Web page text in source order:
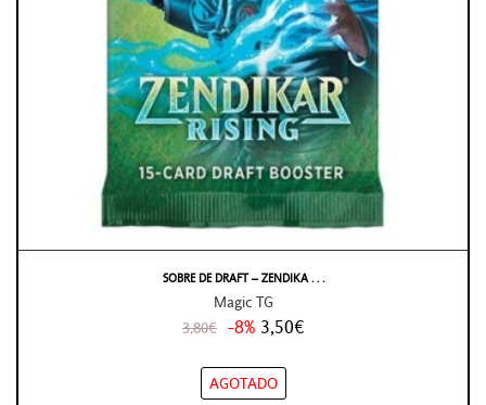
SOBRE DE DRAFT – ZENDIKA . . .
Magic TG
3,80€ -8% 3,50€
AGOTADO